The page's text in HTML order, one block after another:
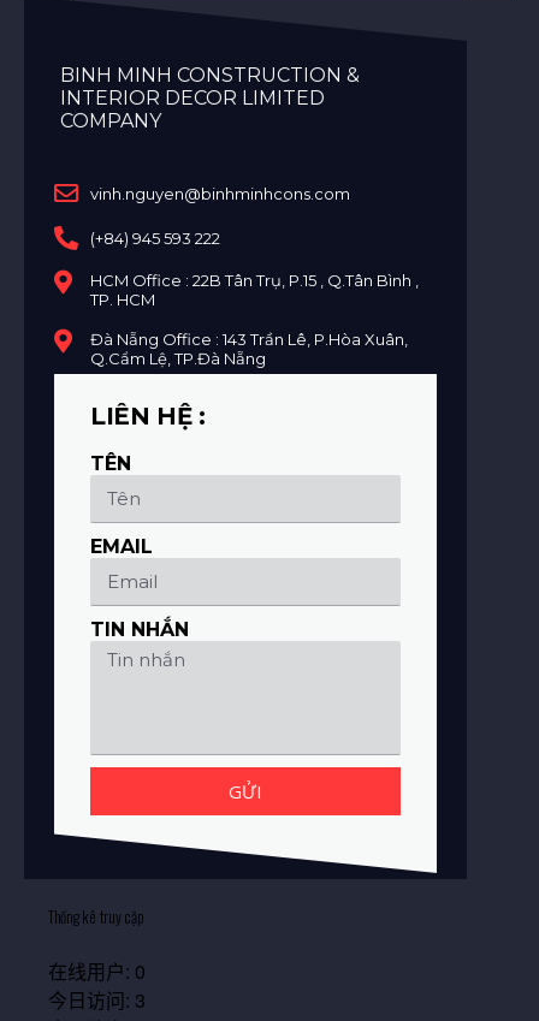
BINH MINH CONSTRUCTION &
INTERIOR DECOR LIMITED
COMPANY
vinh.nguyen@binhminhcons.com
(+84) 945 593 222
HCM Office : 22B Tân Trụ, P.15 , Q.Tân Bình ,
TP. HCM
Đà Nẵng Office : 143 Trần Lê, P.Hòa Xuân,
Q.Cẩm Lệ, TP.Đà Nẵng
LIÊN HỆ :
TÊN
EMAIL
TIN NHẮN
GỬI
Thống kê truy cập
在线用户: 0
今日访问: 3